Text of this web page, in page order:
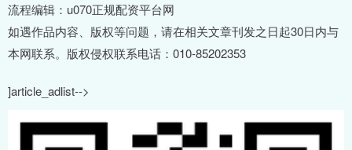
流程编辑：u070正规配资平台网
如遇作品内容、版权等问题，请在相关文章刊发之日起30日内与
本网联系。版权侵权联系电话：010-85202353
]article_adlist-->